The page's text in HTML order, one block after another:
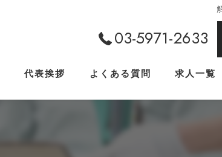
03-5971-2633
代表挨拶 よくある質問 求人一覧